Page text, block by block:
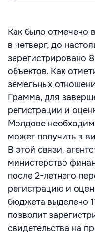
Как было отмечено
в четверг, до
зарегистрировано
объектов. Как
земельных
Грамма, для
регистрации и
Молдове
может получить в
В этой связи,
министерство
после 2-летнего
регистрацию и
бюджета выделено
позволит
свидетельства на